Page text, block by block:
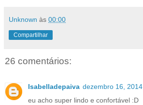
Unknown às 00:00
Compartilhar
26 comentários:
Isabelladepaiva dezembro 16, 2014
eu acho super lindo e confortável :D